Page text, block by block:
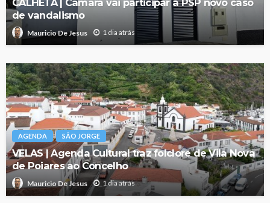
CALHETA | Câmara vai participar à PSP novo caso
de vandalismo
Mauricio De Jesus 1 dia atrás
AGENDA SÃO JORGE
VELAS | Agenda Cultural traz folclore de Vila Nova
de Poiares ao Concelho
Mauricio De Jesus 1 dia atrás